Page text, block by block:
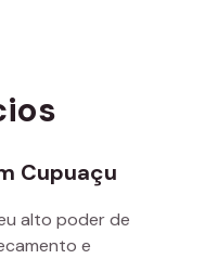
Cupuaçu
alto poder de
e